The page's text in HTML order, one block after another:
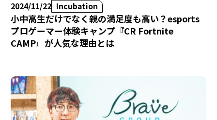
2024/11/22 Incubation
小中高生だけでなく親の満足度も高い？esports
プロゲーマー体験キャンプ『CR Fortnite
CAMP』が人気な理由とは